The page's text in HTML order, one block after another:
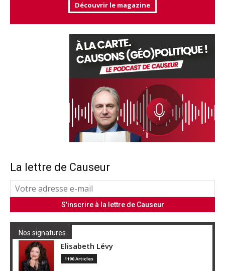
Découvrir le magazine
La lettre de Causeur
Nos signatures
Elisabeth Lévy
1190 Articles